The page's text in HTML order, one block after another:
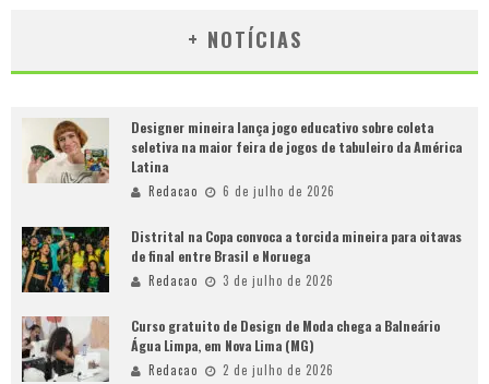
+ NOTÍCIAS
Designer mineira lança jogo educativo sobre coleta
seletiva na maior feira de jogos de tabuleiro da América
Latina
Redacao 6 de julho de 2026
Distrital na Copa convoca a torcida mineira para oitavas
de final entre Brasil e Noruega
Redacao 3 de julho de 2026
Curso gratuito de Design de Moda chega a Balneário
Água Limpa, em Nova Lima (MG)
Redacao 2 de julho de 2026